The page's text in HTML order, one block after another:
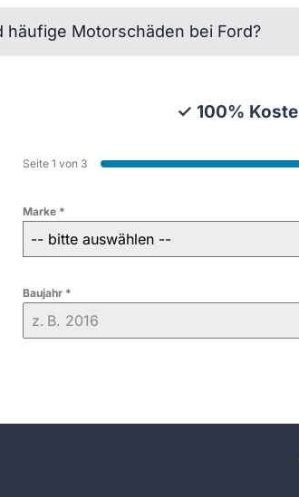
häufige Motorschäden bei Ford?
✓ 100%
Seite 1 von 3
Marke *
-- bitte auswählen --
Baujahr *